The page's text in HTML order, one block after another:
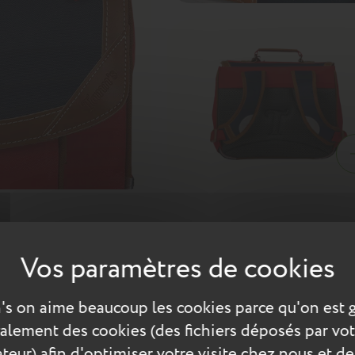
on aime beaucoup les cookies parce qu'on est
des cookies (des fichiers déposés par
habilement pour sublimer le cartable Arthur. De plus, il
matière gomme. Il est idéal pour faire sensation auprès des
cm est adapté à la maternelle.